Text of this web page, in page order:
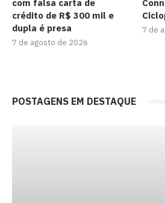
com falsa carta de
crédito de R$ 300 mil e
dupla é presa
7 de agosto de 2026
7 de
POSTAGENS EM DESTAQUE